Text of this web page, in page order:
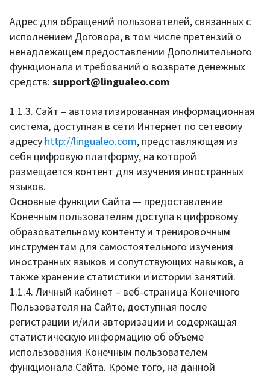
Адрес для обращений пользователей, связанных с
исполнением Договора, в том числе претензий о
ненадлежащем предоставлении Дополнительного
функционала и требований о возврате денежных
средств: support@lingualeo.com
1.1.3. Сайт – автоматизированная информационная
система, доступная в сети Интернет по сетевому
адресу http://lingualeo.com, представляющая из
себя цифровую платформу, на которой
размещается контент для изучения иностранных
языков.
Основные функции Сайта — предоставление
Конечным пользователям доступа к цифровому
образовательному контенту и тренировочным
инструментам для самостоятельного изучения
иностранных языков и сопутствующих навыков, а
также хранение статистики и истории занятий.
1.1.4. Личный кабинет – веб-страница Конечного
Пользователя на Сайте, доступная после
регистрации и/или авторизации и содержащая
статистическую информацию об объеме
использования Конечным пользователем
функционала Сайта. Кроме того, на данной